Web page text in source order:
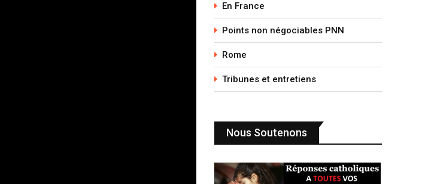
En France
Points non négociables PNN
Rome
Tribunes et entretiens
Nous Soutenons